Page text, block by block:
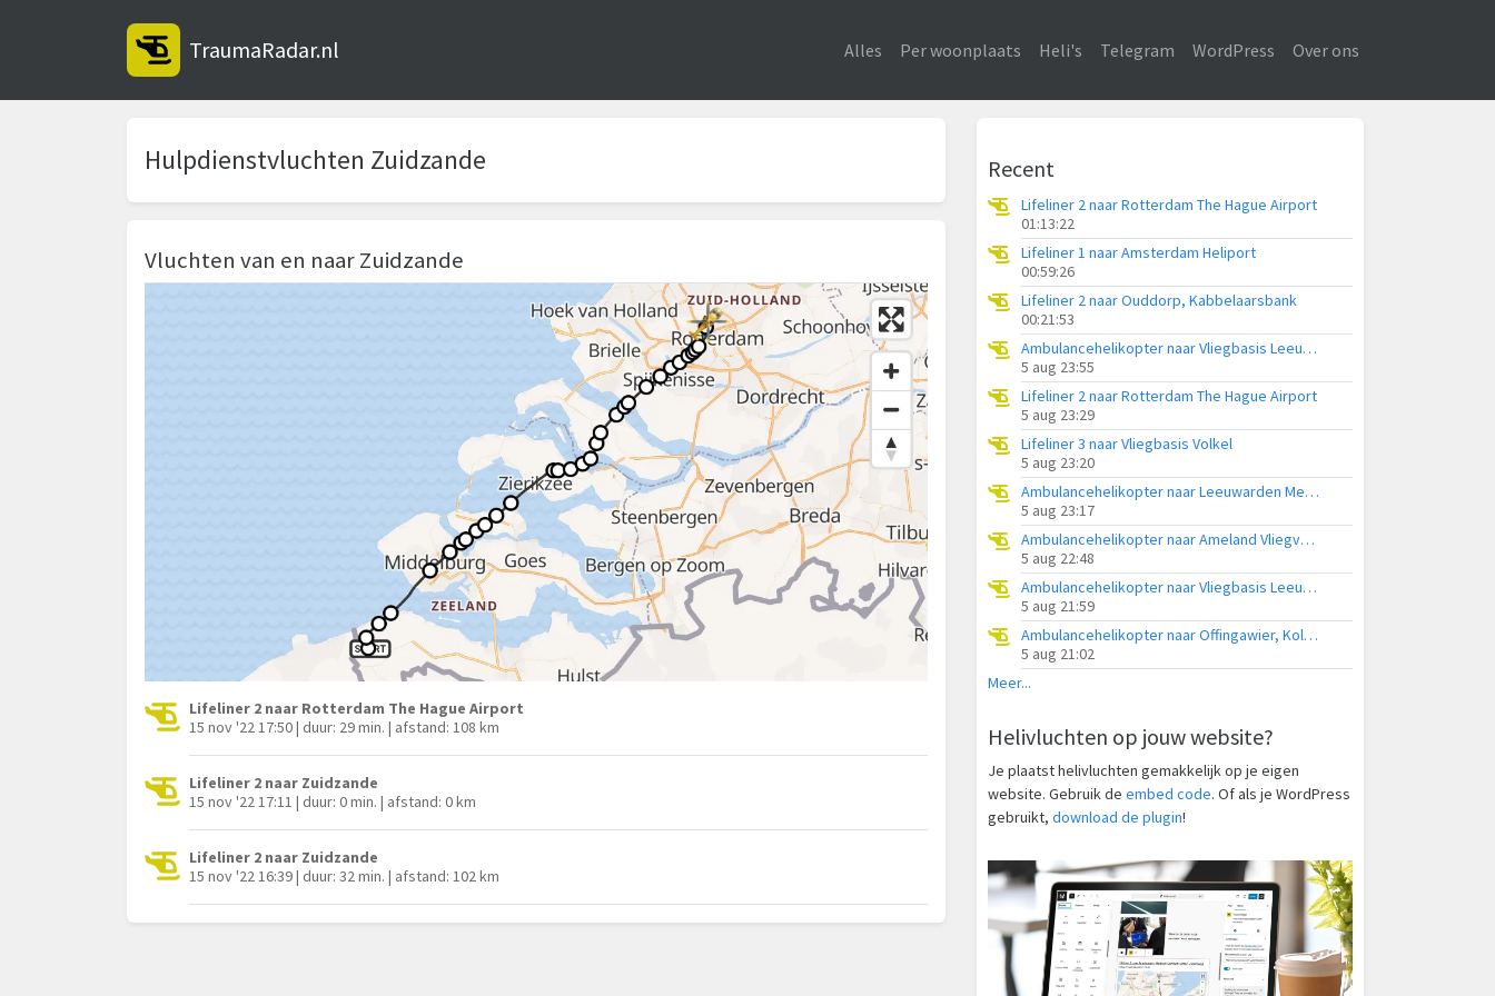
TraumaRadar.nl Alles Per woonplaats Heli's Telegram WordPress Over ons
Hulpdienstvluchten Zuidzande
Vluchten van en naar Zuidzande
Lifeliner 2 naar Rotterdam The Hague Airport
15 nov '22 17:50 | duur: 29 min. | afstand: 108 km
Lifeliner 2 naar Zuidzande
15 nov '22 17:11 | duur: 0 min. | afstand: 0 km
Lifeliner 2 naar Zuidzande
15 nov '22 16:39 | duur: 32 min. | afstand: 102 km
Recent
Lifeliner 2 naar Rotterdam The Hague Airport
01:13:22
Lifeliner 1 naar Amsterdam Heliport
00:59:26
Lifeliner 2 naar Ouddorp, Kabbelaarsbank
00:21:53
Ambulancehelikopter naar Vliegbasis Leeuwarden
5 aug 23:55
Lifeliner 2 naar Rotterdam The Hague Airport
5 aug 23:29
Lifeliner 3 naar Vliegbasis Volkel
5 aug 23:20
Ambulancehelikopter naar Leeuwarden Medical Center Heliport
5 aug 23:17
Ambulancehelikopter naar Ameland Vliegveld Ballum
5 aug 22:48
Ambulancehelikopter naar Vliegbasis Leeuwarden
5 aug 21:59
Ambulancehelikopter naar Offingawier, Kolmarslân
5 aug 21:02
Meer...
Helivluchten op jouw website?
Je plaatst helivluchten gemakkelijk op je eigen
website. Gebruik de embed code. Of als je WordPress
gebruikt, download de plugin!